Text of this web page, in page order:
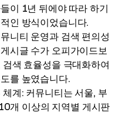
이 1년 뒤에야 따라 하기
인 방식이었습니다.
니티 운영과 검색 편의성
시글 수가 오피가이드보
검색 효율성을 극대화하여
를 높였습니다.
체계: 커뮤니티는 서울, 부
개 이상의 지역별 게시판